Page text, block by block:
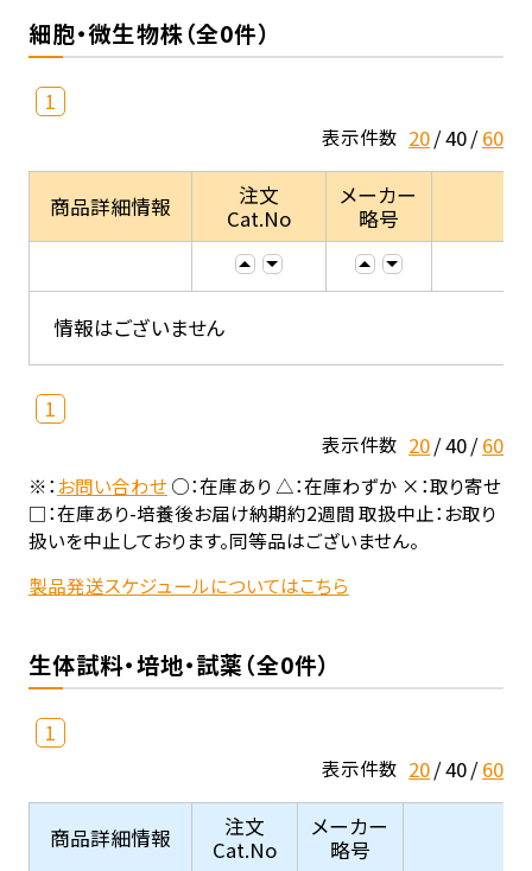
細胞・微生物株（全0件）
1
表示件数 20 40 60
商品詳細情報
注文
Cat.No
メーカー
略号
情報はございません
1
表示件数 20 40 60
※：お問い合わせ○：在庫あり △：在庫わずか ×：取り寄せ
□：在庫あり-培養後お届け納期約2週間 取扱中止：お取り
扱いを中止しております。同等品はございません。
製品発送スケジュールについてはこちら
生体試料・培地・試薬（全0件）
1
表示件数 20 40 60
商品詳細情報
注文
Cat.No
メーカー
略号